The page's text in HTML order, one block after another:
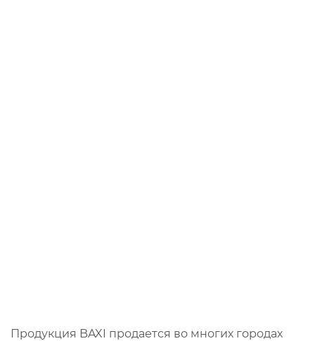
Продукция BAXI продается во многих городах